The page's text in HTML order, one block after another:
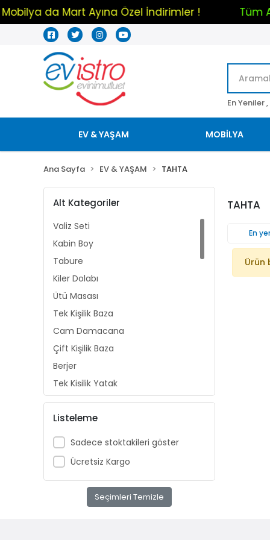
Mobilya da Mart Ayına Özel İndirimler !
En Yeniler ,
EV & YAŞAM MOBİLYA
Ana Sayfa EV & YAŞAM TAHTA
Alt Kategoriler
Valiz Seti
Kabin Boy
Tabure
Kiler Dolabı
Ütü Masası
Tek Kişilik Baza
Cam Damacana
Çift Kişilik Baza
Berjer
Tek Kişilik Yatak
Elektrikli Ev Aletleri
AVİZE
ÇERÇEVE
PASPAS
Bahçe Takımı
saklama kabı
Listeleme
Sadece stoktakileri göster
Ücretsiz Kargo
Seçimleri Temizle
TAHTA
En
Ürün